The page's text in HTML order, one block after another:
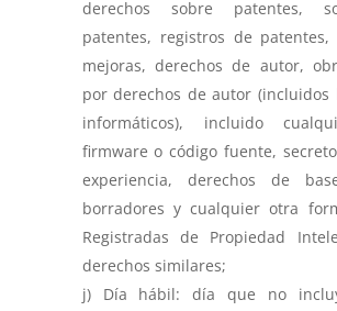
derechos sobre patentes,
patentes, registros de patentes,
mejoras, derechos de autor,
por derechos de autor (incluidos
informáticos), incluido
firmware o código fuente,
experiencia, derechos de
borradores y cualquier otra
Registradas de Propiedad
derechos similares;
Día hábil: día que no